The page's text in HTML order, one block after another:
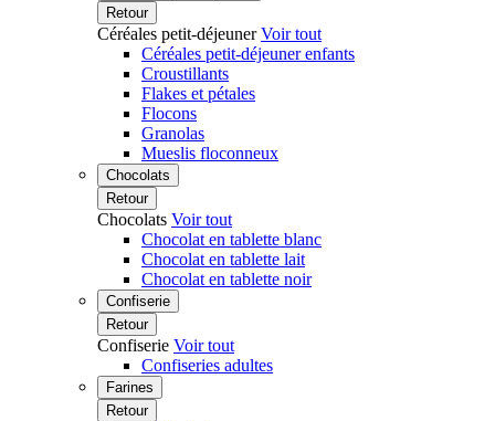
Retour
Céréales petit-déjeunerVoir tout
Céréales petit-déjeuner enfants
Croustillants
Flakes et pétales
Flocons
Granolas
Mueslis floconneux
Chocolats
Retour
Chocolats Voir tout
Chocolat en tablette blanc
Chocolat en tablette lait
Chocolat en tablette noir
Confiserie
Retour
Confiserie Voir tout
Confiseries adultes
Farines
Retour